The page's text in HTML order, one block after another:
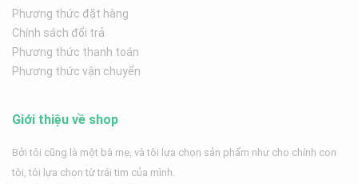
Phương thức đặt hàng
Chính sách đổi trả
Phương thức thanh toán
Phương thức vận chuyển
Giới thiệu về shop
Bởi tôi cũng là một bà mẹ, và tôi lựa chọn sản phẩm như cho chính con
tôi, tôi lựa chọn từ trái tim của mình.